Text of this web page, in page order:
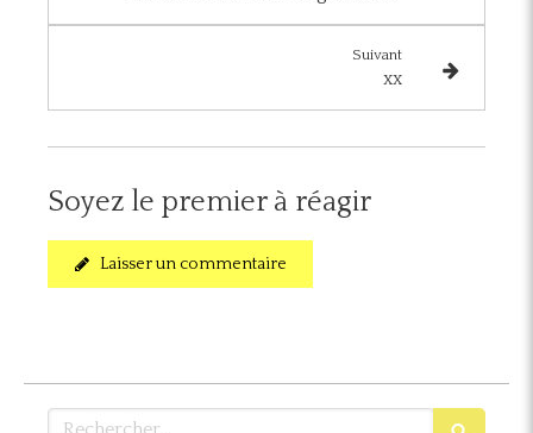
Suivant
xx
Soyez le premier à réagir
Laisser un commentaire
Rechercher